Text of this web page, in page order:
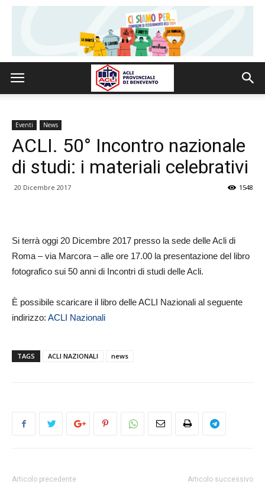
Eventi News
ACLI. 50° Incontro nazionale
di studi: i materiali celebrativi
20 Dicembre 2017 1548
Si terrà oggi 20 Dicembre 2017 presso la sede delle Acli di
Roma – via Marcora – alle ore 17.00 la presentazione del libro
fotografico sui 50 anni di Incontri di studi delle Acli.
È possibile scaricare il libro delle ACLI Nazionali al seguente
indirizzo: ACLI Nazionali
TAGS ACLI NAZIONALI news
Articolo precedente Articolo successivo